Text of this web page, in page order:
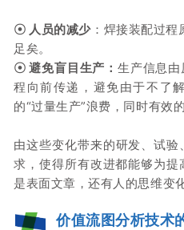
☉ 人员的减少 ： 焊接装配过程
足矣。
☉避免盲目生产： 生产信息
程向前传递，避免由于不了
的“过量生产”浪费，同时有效
由这些变化带来的研发、试
求，使得所有改进都能够为提
是表面文章，还有人的思维
价值流图分析技术